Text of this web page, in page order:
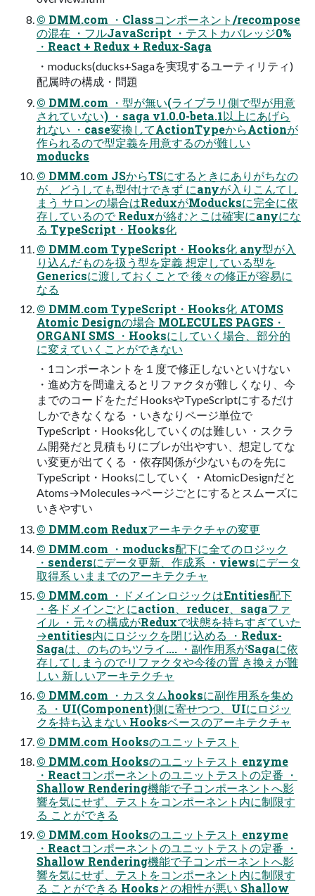
© DMM.com ・Classコンポーネント/recompose
の混在 ・フルJavaScript ・テストカバレッジ0%
・React + Redux + Redux-Saga
・moducks(ducks+Sagaを実現するユーティリティ)
配属時の構成・問題
© DMM.com ・型が無い(ライブラリ側で型が用意
されていない) ・saga v1.0.0-beta.1以上にあげら
れない ・case変換してActionTypeからActionが
作られるので型定義を用意するのが難しい
moducks
© DMM.com JSからTSにするときにありがちなの
が、どうしても型付けできず にanyが入りこんてし
まう サロンの場合はReduxがModucksに完全に依
存しているので Reduxが絡むとこは確実にanyにな
る TypeScript・Hooks化
© DMM.com TypeScript・Hooks化 any型が入
り込んだものを扱う型を定義 想定している型を
Genericsに渡しておくことで 後々の修正が容易に
なる
© DMM.com TypeScript・Hooks化 ATOMS
Atomic Designの場合 MOLECULES PAGES・
ORGANI SMS ・Hooksにしていく場合、部分的
に変えていくことができない
・1コンポーネントを１度で修正しないといけない
・進め方を間違えるとリファクタが難しくなり、今
までのコードをただ HooksやTypeScriptにするだけ
しかできなくなる ・いきなりページ単位で
TypeScript・Hooks化していくのは難しい ・スクラ
ム開発だと見積もりにブレが出やすい、想定してな
い変更が出てくる ・依存関係が少ないものを先に
TypeScript・Hooksにしていく ・AtomicDesignだと
Atoms→Molecules→ページごとにするとスムーズに
いきやすい
© DMM.com Reduxアーキテクチャの変更
© DMM.com ・moducks配下に全てのロジック
・sendersにデータ更新、作成系 ・viewsにデータ
取得系 いままでのアーキテクチャ
© DMM.com ・ドメインロジックはEntities配下
・各ドメインごとにaction、reducer、sagaファ
イル ・元々の構成がReduxで状態を持ちすぎていた
→entities内にロジックを閉じ込める ・Redux-
Sagaは、のちのちツライ.... ・副作用系がSagaに依
存してしまうのでリファクタや今後の置 き換えが難
しい 新しいアーキテクチャ
© DMM.com ・カスタムhooksに副作用系を集め
る ・UI(Component)側に寄せつつ、UIにロジッ
クを持ち込まない Hooksベースのアーキテクチャ
© DMM.com Hooksのユニットテスト
© DMM.com Hooksのユニットテスト enzyme
・Reactコンポーネントのユニットテストの定番 ・
Shallow Rendering機能で子コンポーネントへ影
響を気にせず、テストをコンポーネント内に制限す
る ことができる
© DMM.com Hooksのユニットテスト enzyme
・Reactコンポーネントのユニットテストの定番 ・
Shallow Rendering機能で子コンポーネントへ影
響を気にせず、テストをコンポーネント内に制限す
る ことができる Hooksとの相性が悪い Shallow